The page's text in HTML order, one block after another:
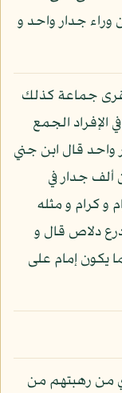
وراء جدار واحد و
جماعة كذلك
الإفراد الجمع
واحد قال ابن جني
جدار في
و كرام و مثله
دلاص قال و
يكون إمام على
من رهبتهم من